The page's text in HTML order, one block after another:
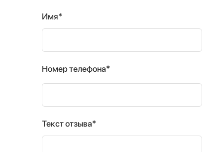
Имя*
Номер телефона*
Текст отзыва*